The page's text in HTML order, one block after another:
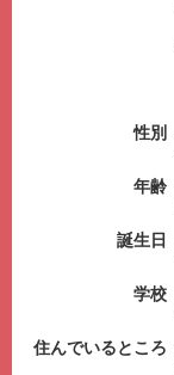
性別
年齢
誕生日
学校
住んでいるところ